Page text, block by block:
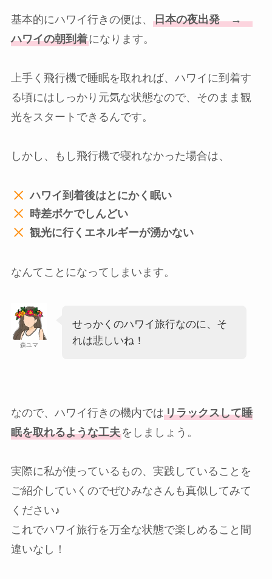
基本的にハワイ行きの便は、 日本の夜出発 →
ハワイの朝到着になります。
上手く飛行機で睡眠を取れれば、ハワイに到着す
る頃にはしっかり元気な状態なので、そのまま観
光をスタートできるんです。
しかし、もし飛行機で寝れなかった場合は、
ハワイ到着後はとにかく眠い
時差ボケでしんどい
観光に行くエネルギーが湧かない
なんてことになってしまいます。
森ユマ
せっかくのハワイ旅行なのに、そ
れは悲しいね！
なので、ハワイ行きの機内ではリラックスして睡
眠を取れるような工夫をしましょう。
実際に私が使っているもの、実践していることを
ご紹介していくのでぜひみなさんも真似してみて
ください♪
これでハワイ旅行を万全な状態で楽しめること間
違いなし！